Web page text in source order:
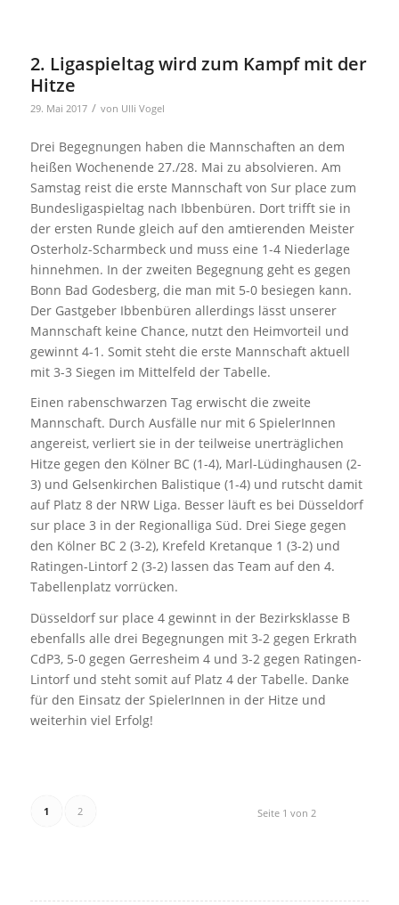
2. Ligaspieltag wird zum Kampf mit der
Hitze
29. Mai 2017 / von Ulli Vogel
Drei Begegnungen haben die Mannschaften an dem
heißen Wochenende 27./28. Mai zu absolvieren. Am
Samstag reist die erste Mannschaft von Sur place zum
Bundesligaspieltag nach Ibbenbüren. Dort trifft sie in
der ersten Runde gleich auf den amtierenden Meister
Osterholz-Scharmbeck und muss eine 1-4 Niederlage
hinnehmen. In der zweiten Begegnung geht es gegen
Bonn Bad Godesberg, die man mit 5-0 besiegen kann.
Der Gastgeber Ibbenbüren allerdings lässt unserer
Mannschaft keine Chance, nutzt den Heimvorteil und
gewinnt 4-1. Somit steht die erste Mannschaft aktuell
mit 3-3 Siegen im Mittelfeld der Tabelle.
Einen rabenschwarzen Tag erwischt die zweite
Mannschaft. Durch Ausfälle nur mit 6 SpielerInnen
angereist, verliert sie in der teilweise unerträglichen
Hitze gegen den Kölner BC (1-4), Marl-Lüdinghausen (2-
3) und Gelsenkirchen Balistique (1-4) und rutscht damit
auf Platz 8 der NRW Liga. Besser läuft es bei Düsseldorf
sur place 3 in der Regionalliga Süd. Drei Siege gegen
den Kölner BC 2 (3-2), Krefeld Kretanque 1 (3-2) und
Ratingen-Lintorf 2 (3-2) lassen das Team auf den 4.
Tabellenplatz vorrücken.
Düsseldorf sur place 4 gewinnt in der Bezirksklasse B
ebenfalls alle drei Begegnungen mit 3-2 gegen Erkrath
CdP3, 5-0 gegen Gerresheim 4 und 3-2 gegen Ratingen-
Lintorf und steht somit auf Platz 4 der Tabelle. Danke
für den Einsatz der SpielerInnen in der Hitze und
weiterhin viel Erfolg!
Seite 1 von 2
1 2